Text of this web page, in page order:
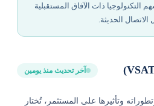
ذات الآفاق المستقبلية
الحديثة.
آخر تحديث منذ يومين
وتأثيرها على المستثمر، تُختار